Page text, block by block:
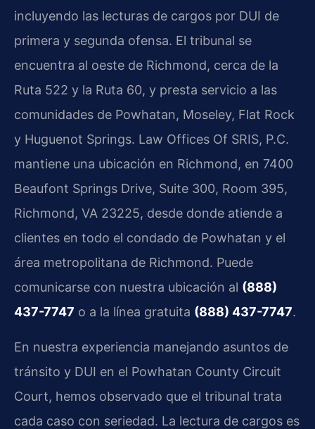
incluyendo las lecturas de cargos por DUI de
primera y segunda ofensa. El tribunal se
encuentra al oeste de Richmond, cerca de la
Ruta 522 y la Ruta 60, y presta servicio a las
comunidades de Powhatan, Moseley, Flat Rock
y Huguenot Springs. Law Offices Of SRIS, P.C.
mantiene una ubicación en Richmond, en 7400
Beaufont Springs Drive, Suite 300, Room 395,
Richmond, VA 23225, desde donde atiende a
clientes en todo el condado de Powhatan y el
área metropolitana de Richmond. Puede
comunicarse con nuestra ubicación al (888)
437-7747 o a la línea gratuita (888) 437-7747.
En nuestra experiencia manejando asuntos de
tránsito y DUI en el Powhatan County Circuit
Court, hemos observado que el tribunal trata
cada caso con seriedad. La lectura de cargos es